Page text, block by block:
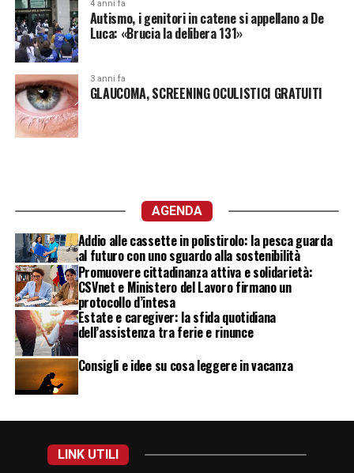
4 anni fa
Autismo, i genitori in catene si appellano a De
Luca: «Brucia la delibera 131»
3 anni fa
GLAUCOMA, SCREENING OCULISTICI GRATUITI
AGENDA
Addio alle cassette in polistirolo: la pesca guarda
al futuro con uno sguardo alla sostenibilità
Promuovere cittadinanza attiva e solidarietà:
CSVnet e Ministero del Lavoro firmano un
protocollo d’intesa
Estate e caregiver: la sfida quotidiana
dell’assistenza tra ferie e rinunce
Consigli e idee su cosa leggere in vacanza
LINK UTILI